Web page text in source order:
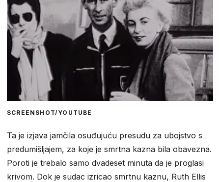
SCREENSHOT/YOUTUBE
Ta je izjava jamčila osuđujuću presudu za ubojstvo s
predumišljajem, za koje je smrtna kazna bila obavezna.
Poroti je trebalo samo dvadeset minuta da je proglasi
krivom. Dok je sudac izricao smrtnu kaznu, Ruth Ellis